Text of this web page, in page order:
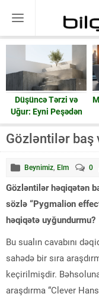
Düşüncə Tərzi və
Uğur: Eyni Peşədən
Fərqli Nəticələrə
Gedən Yol
Gözləntilər baş
Beynimiz, Elm 0
Gözləntilər həqiqətən
sözlə “Pygmalion
həqiqətə uyğundurmu?
Bu sualın cavabını
sahədə bir sıra
keçirilmişdir.
araşdırma “Clever